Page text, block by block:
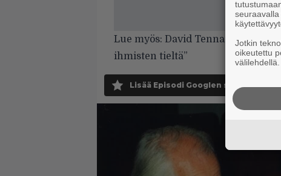
Lue myös: David Tennant: ”J.K.
ihmisten tieltä”
Lisää Episodi Googlen suosituksi
Jotkin
oikeutettu
välilehdellä.